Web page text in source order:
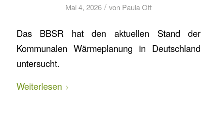
Mai 4, 2026 / von Paula Ott
Das BBSR hat den aktuellen Stand der
Kommunalen Wärmeplanung in Deutschland
untersucht.
Weiterlesen